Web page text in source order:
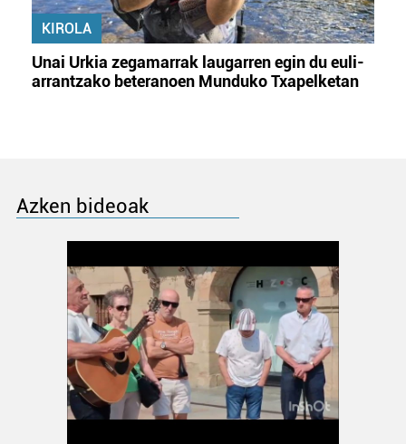
KIROLA
Unai Urkia zegamarrak laugarren egin du euli-
arrantzako beteranoen Munduko Txapelketan
Azken bideoak